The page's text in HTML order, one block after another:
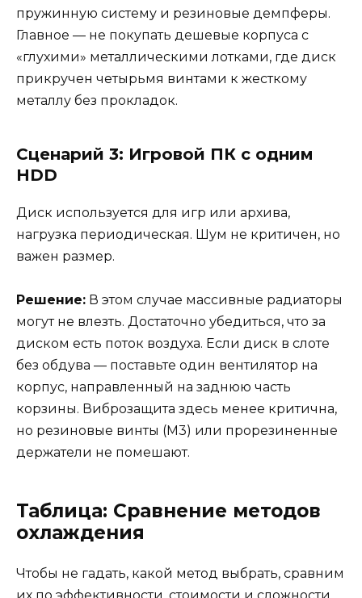
пружинную систему и резиновые демпферы.
Главное — не покупать дешевые корпуса с
«глухими» металлическими лотками, где диск
прикручен четырьмя винтами к жесткому
металлу без прокладок.
Сценарий 3: Игровой ПК с одним
HDD
Диск используется для игр или архива,
нагрузка периодическая. Шум не критичен, но
важен размер.
Решение: В этом случае массивные радиаторы
могут не влезть. Достаточно убедиться, что за
диском есть поток воздуха. Если диск в слоте
без обдува — поставьте один вентилятор на
корпус, направленный на заднюю часть
корзины. Виброзащита здесь менее критична,
но резиновые винты (M3) или прорезиненные
держатели не помешают.
Таблица: Сравнение методов
охлаждения
Чтобы не гадать, какой метод выбрать, сравним